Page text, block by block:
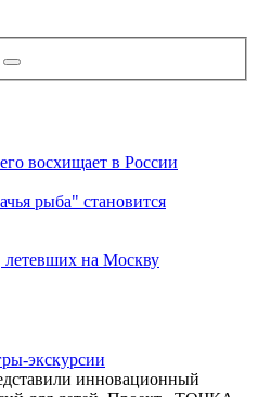
восхищает в России
рыба" становится
на Москву
экскурсии
инновационный